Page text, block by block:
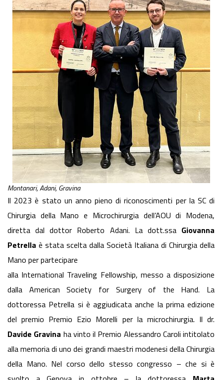
Montanari, Adani, Gravina
Il 2023 è stato un anno pieno di riconoscimenti per la SC di
Chirurgia della Mano e Microchirurgia dell’AOU di Modena,
diretta dal dottor Roberto Adani. La dott.ssa Giovanna
Petrella è stata scelta dalla Società Italiana di Chirurgia della
Mano per partecipare
alla International Traveling Fellowship, messo a disposizione
dalla American Society for Surgery of the Hand. La
dottoressa Petrella si è aggiudicata anche la prima edizione
del premio Premio Ezio Morelli per la microchirurgia. Il dr.
Davide Gravina ha vinto il Premio Alessandro Caroli intitolato
alla memoria di uno dei grandi maestri modenesi della Chirurgia
della Mano. Nel corso dello stesso congresso – che si è